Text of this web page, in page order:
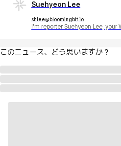
Suehyeon Lee
shlee@bloomingbit.io
I'm reporter Suehyeon Lee, your
このニュース、どう思いますか？